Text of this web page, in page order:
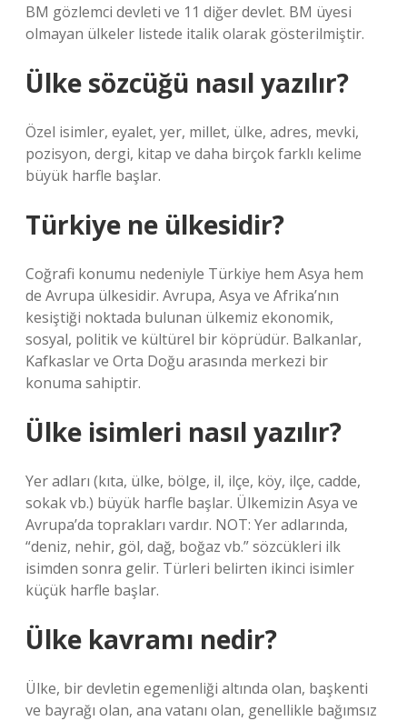
BM gözlemci devleti ve 11 diğer devlet. BM üyesi
olmayan ülkeler listede italik olarak gösterilmiştir.
Ülke sözcüğü nasıl yazılır?
Özel isimler, eyalet, yer, millet, ülke, adres, mevki,
pozisyon, dergi, kitap ve daha birçok farklı kelime
büyük harfle başlar.
Türkiye ne ülkesidir?
Coğrafi konumu nedeniyle Türkiye hem Asya hem
de Avrupa ülkesidir. Avrupa, Asya ve Afrika’nın
kesiştiği noktada bulunan ülkemiz ekonomik,
sosyal, politik ve kültürel bir köprüdür. Balkanlar,
Kafkaslar ve Orta Doğu arasında merkezi bir
konuma sahiptir.
Ülke isimleri nasıl yazılır?
Yer adları (kıta, ülke, bölge, il, ilçe, köy, ilçe, cadde,
sokak vb.) büyük harfle başlar. Ülkemizin Asya ve
Avrupa’da toprakları vardır. NOT: Yer adlarında,
“deniz, nehir, göl, dağ, boğaz vb.” sözcükleri ilk
isimden sonra gelir. Türleri belirten ikinci isimler
küçük harfle başlar.
Ülke kavramı nedir?
Ülke, bir devletin egemenliği altında olan, başkenti
ve bayrağı olan, ana vatanı olan, genellikle bağımsız